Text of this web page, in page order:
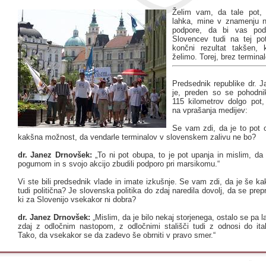
Želim vam, da tale pot,
lahka, mine v znamenju
podpore, da bi vas
Slovencev tudi na tej
končni rezultat
želimo. Torej, brez
Predsednik republike dr.
je, preden so se
115 kilometrov dolgo
na vprašanja medijev:
Se vam zdi, da je to pot
kakšna možnost, da vendarle terminalov v slovenskem zalivu ne bo?
dr. Janez Drnovšek:„To ni pot obupa, to je pot upanja in mislim,
pogumom in s svojo akcijo zbudili podporo pri marsikomu.“
Vi ste bili predsednik vlade in imate izkušnje. Se vam zdi, da je še
tudi politična? Je slovenska politika do zdaj naredila dovolj, da se
ki za Slovenijo vsekakor ni dobra?
dr. Janez Drnovšek: „Mislim, da je bilo nekaj storjenega, ostalo se pa
zdaj z odločnim nastopom, z odločnimi stališči tudi z odnosi do
Tako, da vsekakor se da zadevo še obrniti v pravo smer.“